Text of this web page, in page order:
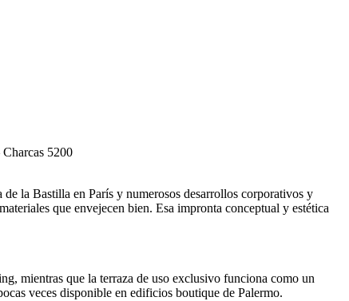
5200
la Bastilla en París y numerosos desarrollos corporativos y
que envejecen bien. Esa impronta conceptual y estética
mientras que la terraza de uso exclusivo funciona como un
veces disponible en edificios boutique de Palermo.